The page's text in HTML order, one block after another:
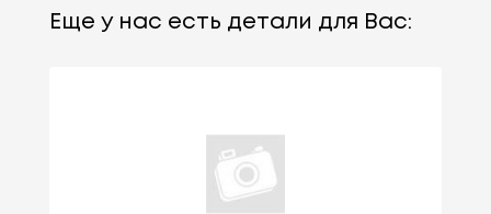
Еще у нас есть детали для Вас: